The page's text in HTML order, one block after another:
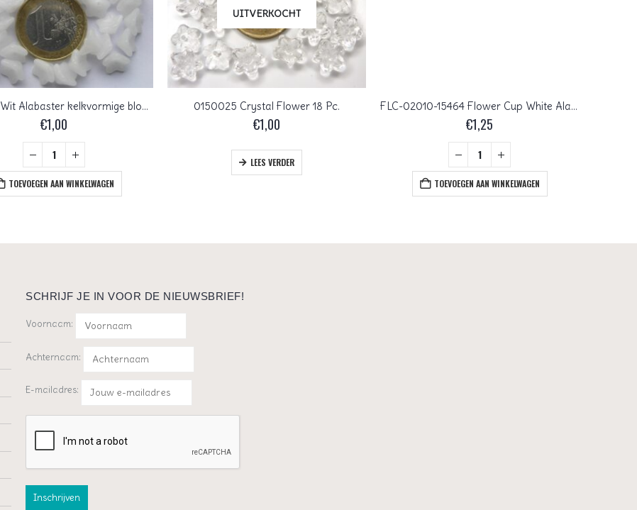
0140052 Wit Alabaster kelkvormige bloem 30 St.
€1,00
TOEVOEGEN AAN WINKELWAGEN
UITVERKOCHT
0150025 Crystal Flower 18 Pc.
€1,00
LEES VERDER
FLC-02010-15464 Flower Cup White Alabaster Terra Cotta Blue 50 Pc.
€1,25
TOEVOEGEN AAN WINKELWAGEN
SCHRIJF JE IN VOOR DE NIEUWSBRIEF!
Voornaam:
Achternaam:
E-mailadres: